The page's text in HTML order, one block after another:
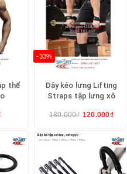
thể
-33%
Dây kéo lưng Lifting
Straps tập lưng xô
180.000₫ 120.000₫